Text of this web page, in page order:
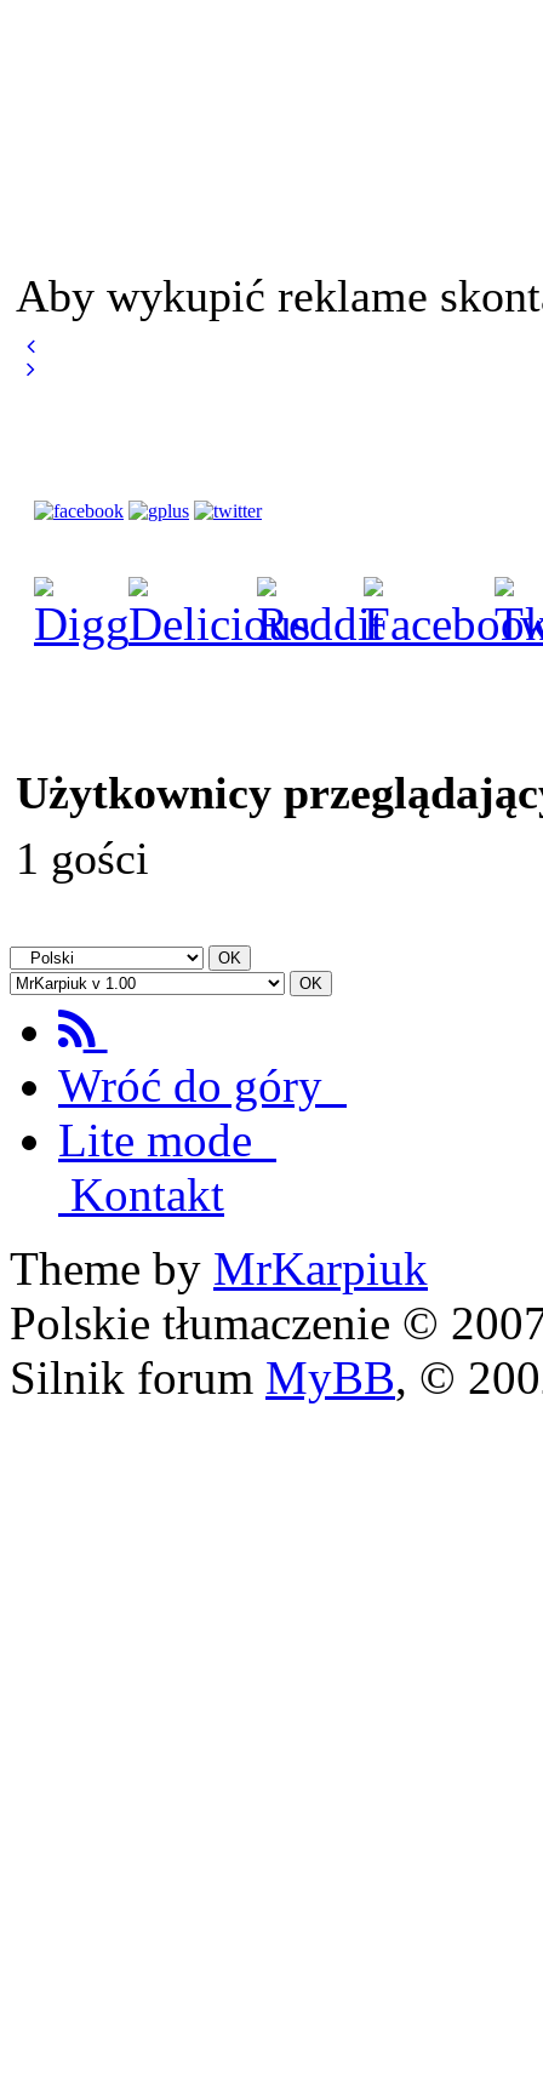
Aby wykupić reklame
Użytkownicy
1 gości
Wróć do góry
Lite mode
Kontakt
Theme by MrKarpiuk
Polskie tłumaczenie ©
Silnik forum MyBB, ©